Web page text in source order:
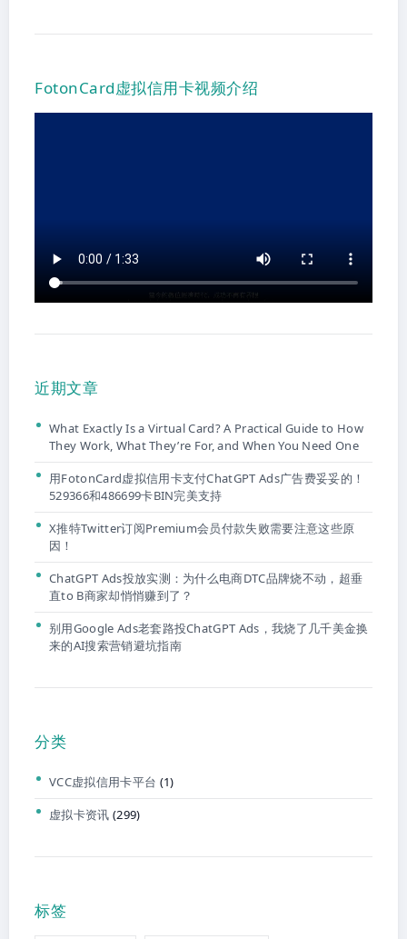
FotonCard虚拟信用卡视频介绍
近期文章
What Exactly Is a Virtual Card? A Practical Guide to How
They Work, What They’re For, and When You Need One
用FotonCard虚拟信用卡支付ChatGPT Ads广告费妥妥的！
529366和486699卡BIN完美支持
X推特Twitter订阅Premium会员付款失败需要注意这些原
因！
ChatGPT Ads投放实测：为什么电商DTC品牌烧不动，超垂
直to B商家却悄悄赚到了？
别用Google Ads老套路投ChatGPT Ads，我烧了几千美金换
来的AI搜索营销避坑指南
分类
VCC虚拟信用卡平台 (1)
虚拟卡资讯 (299)
标签